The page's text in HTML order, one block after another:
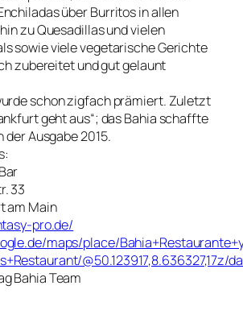
über Burritos in allen
zu Quesadillas und vielen
sowie viele vegetarische Gerichte
zubereitet und gut gelaunt
schon zigfach prämiert. Zuletzt
geht aus“; das Bahia schaffte
der Ausgabe 2015.
33
am Main
pro.de/
maps/place/
@50.123917,8.636327,17z/
Bahia Team